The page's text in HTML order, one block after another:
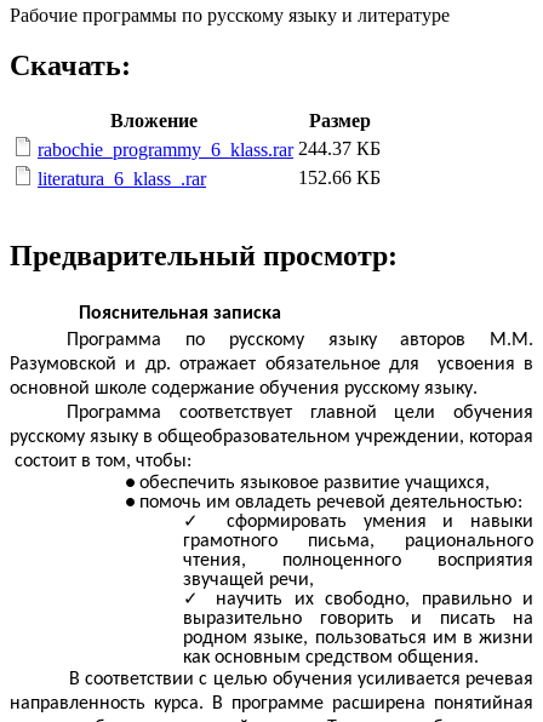
Рабочие программы по русскому языку и литературе
Скачать:
Вложение
Размер
rabochie_programmy_6_klass.rar 244.37 КБ
literatura_6_klass_.rar
152.66 КБ
Предварительный просмотр:
Пояснительная записка
Программа по русскому языку авторов М.М.
Разумовской и др. отражает обязательное для усвоения в
основной школе содержание обучения русскому языку.
Программа соответствует главной цели обучения
русскому языку в общеобразовательном учреждении, которая
состоит в том, чтобы:
обеспечить языковое развитие учащихся,
помочь им овладеть речевой деятельностью:
сформировать умения и навыки
грамотного письма, рационального
чтения, полноценного восприятия
звучащей речи,
научить их свободно, правильно и
выразительно говорить и писать на
родном языке, пользоваться им в жизни
как основным средством общения.
В соответствии с целью обучения усиливается речевая
направленность курса. В программе расширена понятийная